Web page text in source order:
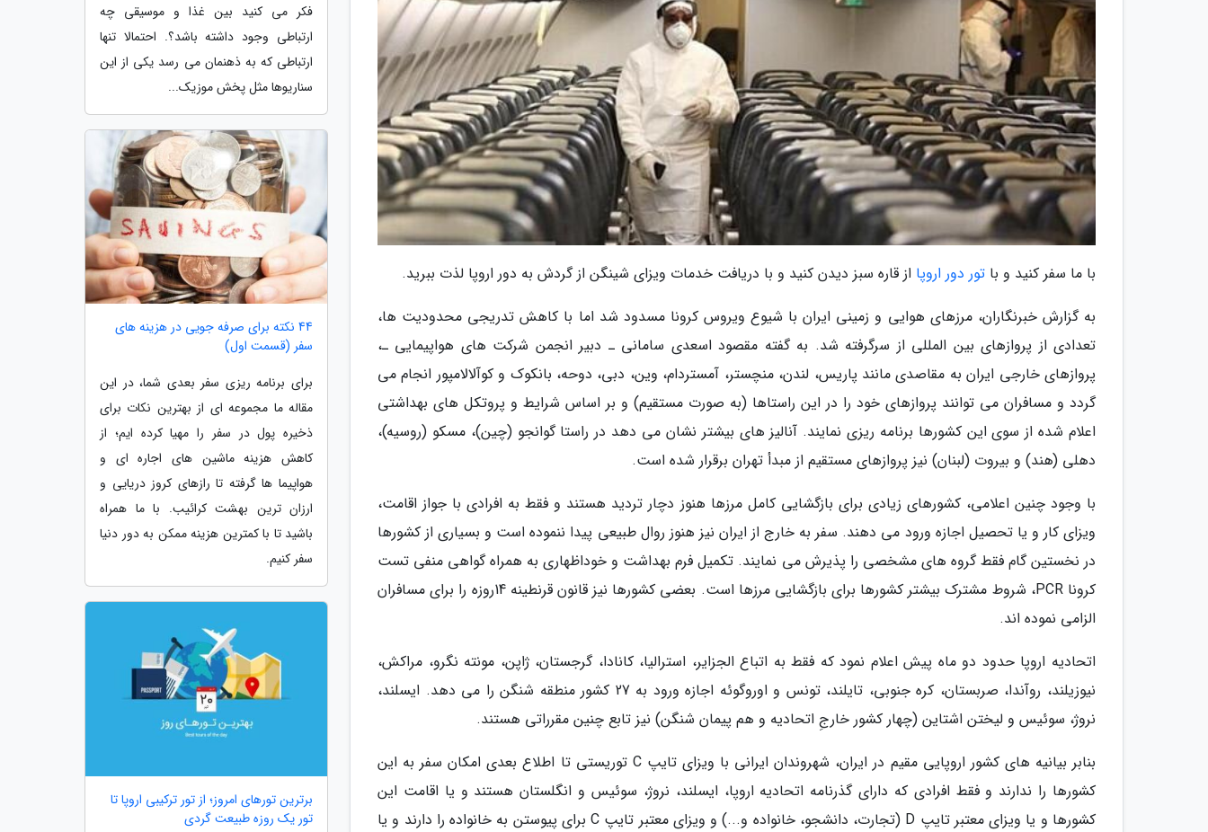
با ما سفر کنید و با تور دور اروپا از قاره سبز دیدن کنید و با دریافت خدمات ویزای شینگن از گردش به دور اروپا لذت ببرید.
به گزارش خبرنگاران، مرزهای هوایی و زمینی ایران با شیوع ویروس کرونا مسدود شد اما با کاهش تدریجی محدودیت ها،
تعدادی از پروازهای بین المللی از سرگرفته شد. به گفته مقصود اسعدی سامانی ـ دبیر انجمن شرکت های هواپیمایی ـ،
پروازهای خارجی ایران به مقاصدی مانند پاریس، لندن، منچستر، آمستردام، وین، دبی، دوحه، بانکوک و کوآلالامپور انجام می
گردد و مسافران می توانند پروازهای خود را در این راستاها (به صورت مستقیم) و بر اساس شرایط و پروتکل های بهداشتی
اعلام شده از سوی این کشورها برنامه ریزی نمایند. آنالیز های بیشتر نشان می دهد در راستا گوانجو (چین)، مسکو (روسیه)،
دهلی (هند) و بیروت (لبنان) نیز پروازهای مستقیم از مبدأ تهران برقرار شده است.
با وجود چنین اعلامی، کشورهای زیادی برای بازگشایی کامل مرزها هنوز دچار تردید هستند و فقط به افرادی با جواز اقامت،
ویزای کار و یا تحصیل اجازه ورود می دهند. سفر به خارج از ایران نیز هنوز روال طبیعی پیدا ننموده است و بسیاری از کشورها
در نخستین گام فقط گروه های مشخصی را پذیرش می نمایند. تکمیل فرم بهداشت و خوداظهاری به همراه گواهی منفی تست
کرونا PCR، شروط مشترک بیشتر کشورها برای بازگشایی مرزها است. بعضی کشورها نیز قانون قرنطینه 14روزه را برای مسافران
الزامی نموده اند.
اتحادیه اروپا حدود دو ماه پیش اعلام نمود که فقط به اتباع الجزایر، استرالیا، کانادا، گرجستان، ژاپن، مونته نگرو، مراکش،
نیوزیلند، روآندا، صربستان، کره جنوبی، تایلند، تونس و اوروگوئه اجازه ورود به 27 کشور منطقه شنگن را می دهد. ایسلند،
نروژ، سوئیس و لیختن اشتاین (چهار کشور خارجِ اتحادیه و هم پیمان شنگن) نیز تابع چنین مقرراتی هستند.
بنابر بیانیه های کشور اروپایی مقیم در ایران، شهروندان ایرانی با ویزای تایپ C توریستی تا اطلاع بعدی امکان سفر به این
کشورها را ندارند و فقط افرادی که دارای گذرنامه اتحادیه اروپا، ایسلند، نروژ، سوئیس و انگلستان هستند و یا اقامت این
کشورها و یا ویزای معتبر تایپ D (تجارت، دانشجو، خانواده و...) و ویزای معتبر تایپ C برای پیوستن به خانواده را دارند و یا
فکر می کنید بین غذا و موسیقی چه
ارتباطی وجود داشته باشد؟. احتمالا تنها
ارتباطی که به ذهنمان می رسد یکی از این
سناریوها مثل پخش موزیک...
44 نکته برای صرفه جویی در هزینه های
سفر (قسمت اول)
برای برنامه ریزی سفر بعدی شما، در این
مقاله ما مجموعه ای از بهترین نکات برای
ذخیره پول در سفر را مهیا کرده ایم؛ از
کاهش هزینه ماشین های اجاره ای و
هواپیما ها گرفته تا رازهای کروز دریایی و
ارزان ترین بهشت کرائیب. با ما همراه
باشید تا با کمترین هزینه ممکن به دور دنیا
سفر کنیم.
برترین تورهای امروز؛ از تور ترکیبی اروپا تا
تور یک روزه طبیعت گردی